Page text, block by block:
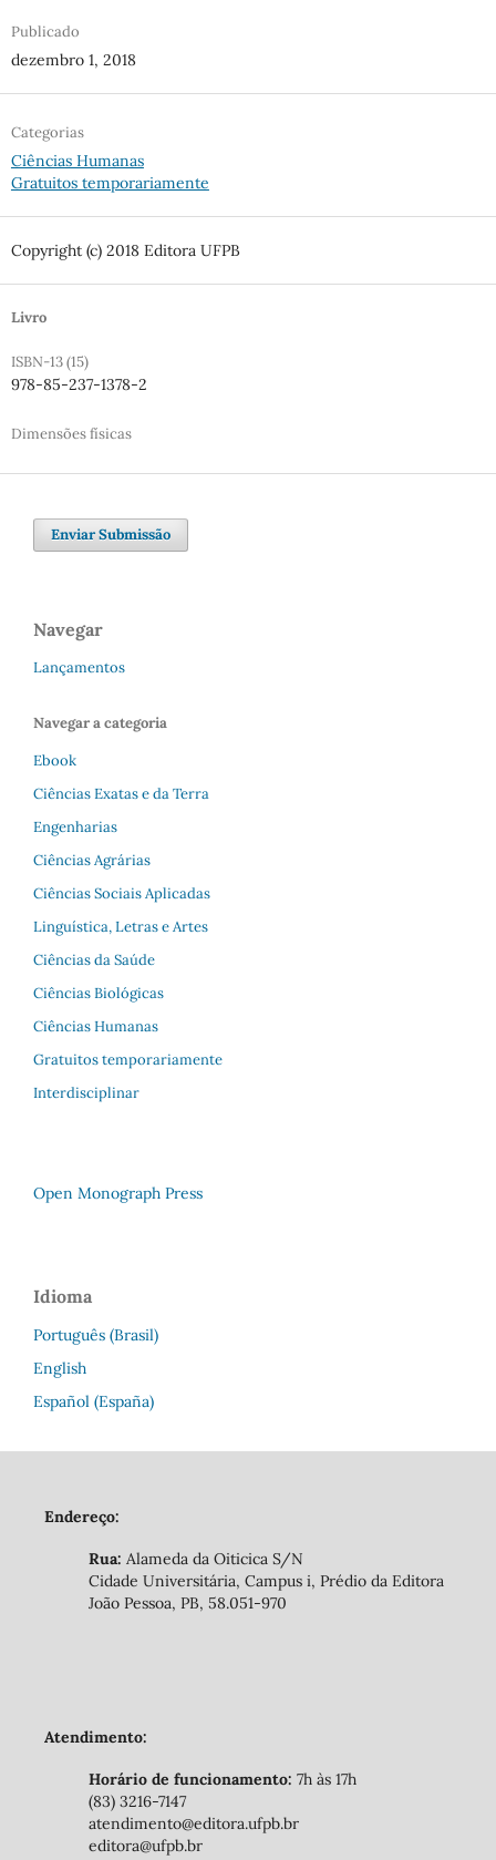
Publicado
dezembro 1, 2018
Categorias
Ciências Humanas
Gratuitos temporariamente
Copyright (c) 2018 Editora UFPB
Livro
ISBN-13 (15)
978-85-237-1378-2
Dimensões físicas
Enviar Submissão
Navegar
Lançamentos
Navegar a categoria
Ebook
Ciências Exatas e da Terra
Engenharias
Ciências Agrárias
Ciências Sociais Aplicadas
Linguística, Letras e Artes
Ciências da Saúde
Ciências Biológicas
Ciências Humanas
Gratuitos temporariamente
Interdisciplinar
Open Monograph Press
Idioma
Português (Brasil)
English
Español (España)
Endereço:
Rua: Alameda da Oiticica S/N
Cidade Universitária, Campus i, Prédio da Editora
João Pessoa, PB, 58.051-970
Atendimento:
Horário de funcionamento: 7h às 17h
(83) 3216-7147
atendimento@editora.ufpb.br
editora@ufpb.br